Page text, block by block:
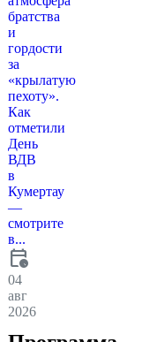
братства
и
гордости
за
«крылатую
пехоту».
Как
отметили
День
ВДВ
в
Кумертау
—
смотрите
в...
calendar_clock
04
авг
2026